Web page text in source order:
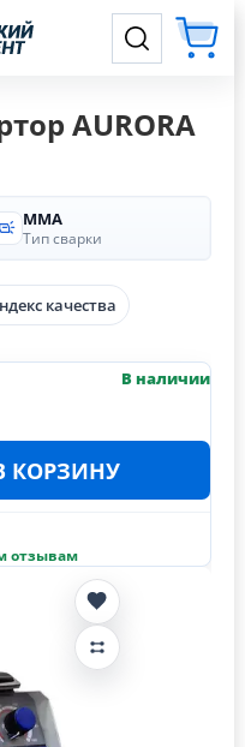
AURORA
MMA
Тип сварки
качества
В наличии
КОРЗИНУ
отзывам